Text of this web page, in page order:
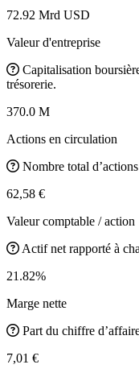
72.92 Mrd USD
Valeur d'entreprise
Capitalisation
trésorerie.
370.0 M
Actions en circulation
Nombre total
62,58 €
Valeur comptable / action
Actif net rapporté à
21.82%
Marge nette
Part du chiffre
7,01 €